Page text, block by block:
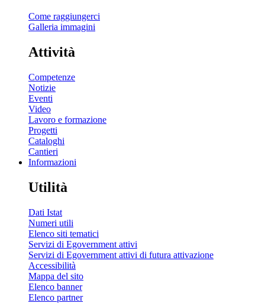
Come raggiungerci
Galleria immagini
Attività
Competenze
Notizie
Eventi
Video
Lavoro e formazione
Progetti
Cataloghi
Cantieri
Informazioni
Utilità
Dati Istat
Numeri utili
Elenco siti tematici
Servizi di Egovernment attivi
Servizi di Egovernment attivi di futura attivazione
Accessibilità
Mappa del sito
Elenco banner
Elenco partner